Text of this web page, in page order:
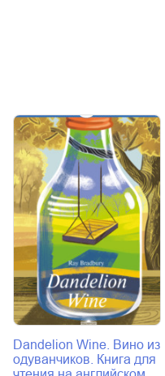
Dandelion Wine. Вино из
одуванчиков. Книга для